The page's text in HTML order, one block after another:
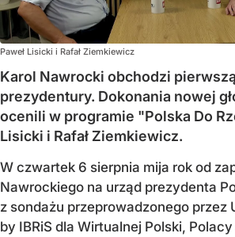
Paweł Lisicki i Rafał Ziemkiewicz
Karol Nawrocki obchodzi
prezydentury. Dokonania nowej
ocenili w programie "Polska Do
Lisicki i Rafał Ziemkiewicz.
W czwartek 6 sierpnia mija rok od
Nawrockiego na urząd prezydenta
z sondażu przeprowadzonego przez
by IBRiS dla Wirtualnej Polski,